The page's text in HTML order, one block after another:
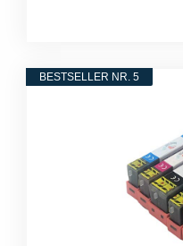
BESTSELLER NR. 5